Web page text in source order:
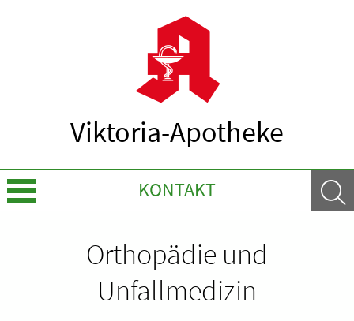
Viktoria-Apotheke
KONTAKT
Orthopädie und
Unfallmedizin